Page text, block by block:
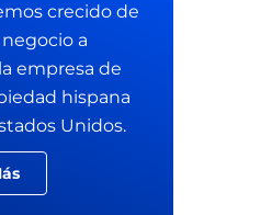
crecido de
a
empresa de
hispana
Unidos.